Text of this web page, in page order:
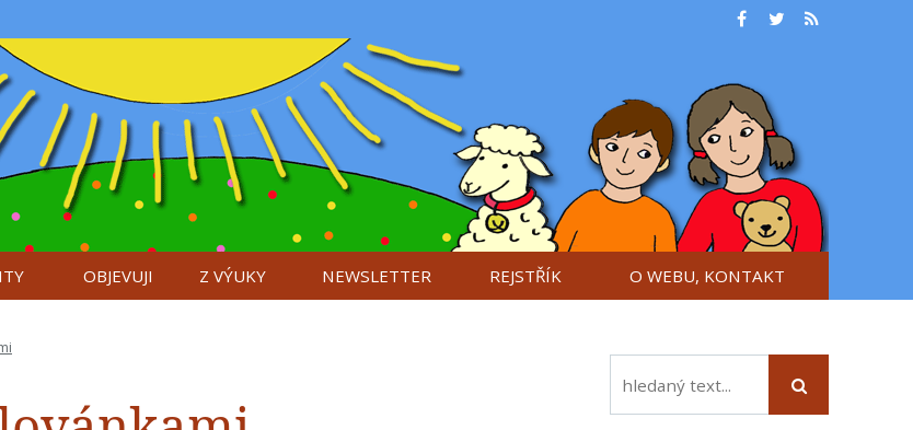
OBJEVUJI Z VÝUKY NEWSLETTER REJSTŘÍK O WEBU, KONTAKT